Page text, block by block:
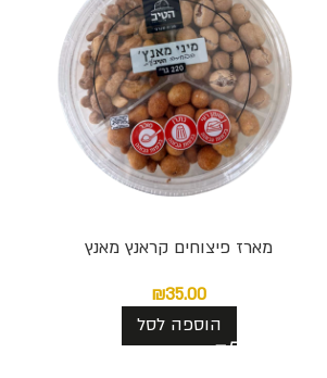
מארז פיצוחים קראנץ מאנץ
₪35.00
הוספה לסל